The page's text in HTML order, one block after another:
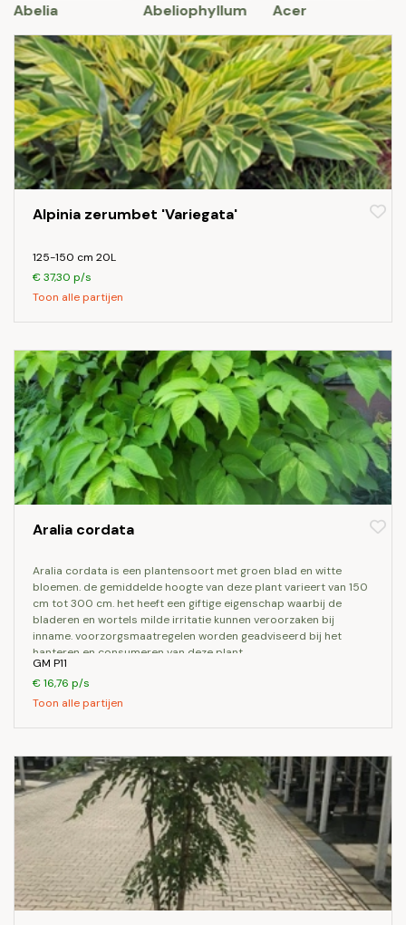
Abelia Abeliophyllum Acer
Alpinia zerumbet 'Variegata'
125-150 cm 20L
€ 37,30 p/s
Toon alle partijen
Aralia cordata
aralia cordata is een plantensoort met groen blad en witte
bloemen. de gemiddelde hoogte van deze plant varieert van 150
cm tot 300 cm. het heeft een giftige eigenschap waarbij de
bladeren en wortels milde irritatie kunnen veroorzaken bij
inname. voorzorgsmaatregelen worden geadviseerd bij het
hanteren en consumeren van deze plant.
GM P11
€ 16,76 p/s
Toon alle partijen